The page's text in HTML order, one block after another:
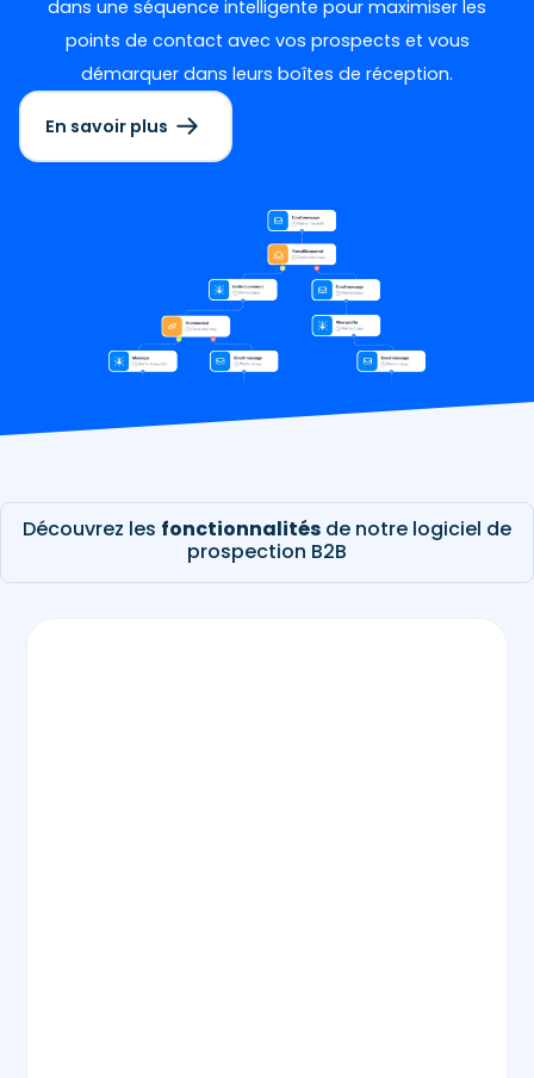
dans une séquence intelligente pour maximiser les
points de contact avec vos prospects et vous
démarquer dans leurs boîtes de réception.
En savoir plus
Découvrez les fonctionnalités de notre logiciel de
prospection B2B